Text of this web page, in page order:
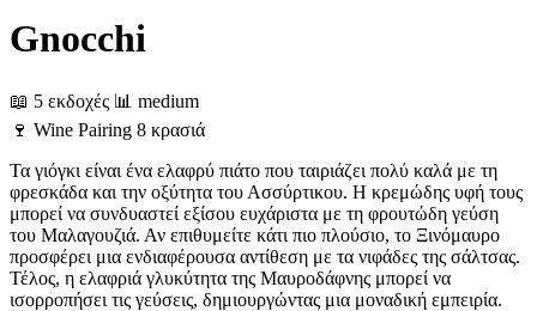
Gnocchi
📖 5 εκδοχές 📊 medium
🍷 Wine Pairing 8 κρασιά
Τα γιόγκι είναι ένα ελαφρύ πιάτο που ταιριάζει πολύ καλά με τη
φρεσκάδα και την οξύτητα του Ασσύρτικου. Η κρεμώδης υφή τους
μπορεί να συνδυαστεί εξίσου ευχάριστα με τη φρουτώδη γεύση
του Μαλαγουζιά. Αν επιθυμείτε κάτι πιο πλούσιο, το Ξινόμαυρο
προσφέρει μια ενδιαφέρουσα αντίθεση με τα νιφάδες της σάλτσας.
Τέλος, η ελαφριά γλυκύτητα της Μαυροδάφνης μπορεί να
ισορροπήσει τις γεύσεις, δημιουργώντας μια μοναδική εμπειρία.